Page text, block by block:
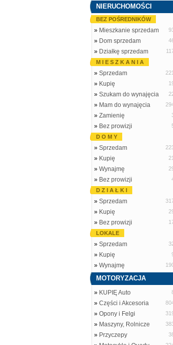
NIERUCHOMOŚCI
BEZ POŚREDNIKÓW
» Mieszkanie sprzedam
» Dom sprzedam
» Działkę sprzedam
M I E S Z K A N I A
» Sprzedam 221
» Kupię
» Szukam do wynajęcia
» Mam do wynajęcia
» Zamienię
» Bez prowizji
D O M Y
» Sprzedam
» Kupię 21
» Wynajmę
» Bez prowizji
D Z I A Ł K I
» Sprzedam
» Kupię
» Bez prowizji
LOKALE
» Sprzedam
» Kupię
» Wynajmę
MOTORYZACJA
» KUPIĘ Auto
» Części i Akcesoria
» Opony i Felgi
» Maszyny, Rolnicze
» Przyczepy